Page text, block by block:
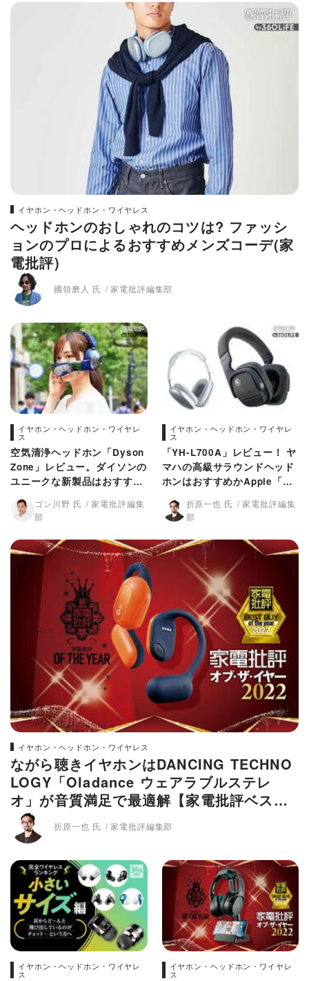
イヤホン・ヘッドホン・ワイヤレス
ヘッドホンのおしゃれのコツは? ファッシ
ョンのプロによるおすすめメンズコーデ(家
電批評)
國領磨人 氏 家電批評編集部
イヤホン・ヘッドホン・ワイヤレ
ス
空気清浄ヘッドホン「Dyson
Zone」レビュー。ダイソンの
ユニークな新製品はおすす
め？(家電批評)
ゴン川野 氏
家電批評編集
部
イヤホン・ヘッドホン・ワイヤレ
ス
「YH-L700A」レビュー！ ヤ
マハの高級サラウンドヘッド
ホンはおすすめかApple「Air
評)
折原一也 氏
家電批評編集
部
イヤホン・ヘッドホン・ワイヤレス
ながら聴きイヤホンはDANCING TECHNO
LOGY「Oladance ウェアラブルステレ
オ」が音質満足で最適解【家電批評ベスト
バイ2022】折原一也 氏 家電批評編集部
イヤホン・ヘッドホン・ワイヤレ
ス
イヤホン・ヘッドホン・ワイヤレ
ス